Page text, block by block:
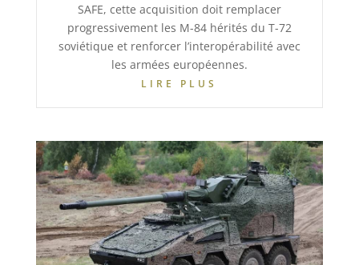
SAFE, cette acquisition doit remplacer
progressivement les M-84 hérités du T-72
soviétique et renforcer l’interopérabilité avec
les armées européennes.
LIRE PLUS